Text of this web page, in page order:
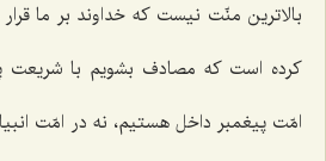
بالاترین منّت نیست که خداوند بر ما
کرده است که مصادف بشویم با شریعت
امّت پیغمبر داخل هستیم، نه در امّت